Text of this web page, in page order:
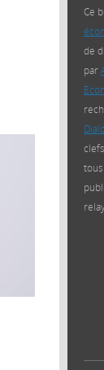
Ce
de
par